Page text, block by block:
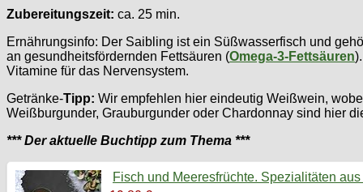
Zubereitungszeit: ca. 25 min.
Ernährungsinfo: Der Saibling ist ein Süßwasserfisch und
an gesundheitsfördernden Fettsäuren (Omega-3-Fettsäuren
Vitamine für das Nervensystem.
Getränke-Tipp: Wir empfehlen hier eindeutig Weißwein,
Weißburgunder, Grauburgunder oder Chardonnay sind hier
*** Der aktuelle Buchtipp zum Thema ***
Fisch und Meeresfrüchte. Spezialitäten